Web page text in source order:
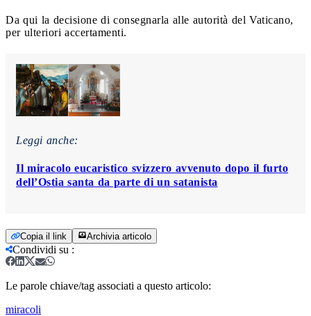
Da qui la decisione di consegnarla alle autorità del Vaticano,
per ulteriori accertamenti.
Leggi anche:
Il miracolo eucaristico svizzero avvenuto dopo il furto
dell’Ostia santa da parte di un satanista
Copia il link Archivia articolo
Condividi su :
Le parole chiave/tag associati a questo articolo:
miracoli